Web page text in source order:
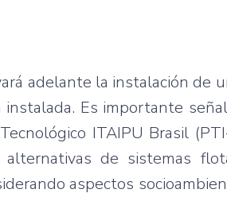
adelante la instalación de
Es importante
ITAIPU Brasil
alternativas de sistemas
aspectos